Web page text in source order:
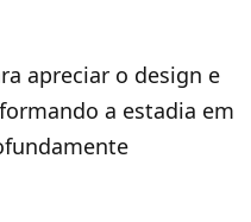
apreciar o design e
a estadia em